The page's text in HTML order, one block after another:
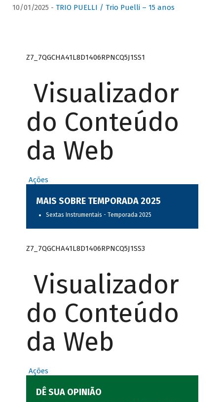
10/01/2025 - TRIO PUELLI / Trio Puelli – 15 anos
Z7_7QGCHA41L8D1406RPNCQ5J1SS1
Visualizador
do Conteúdo
da Web
Ações
MAIS SOBRE TEMPORADA 2025
Sextas Instrumentais - Temporada 2025
Z7_7QGCHA41L8D1406RPNCQ5J1SS3
Visualizador
do Conteúdo
da Web
Ações
DÊ SUA OPINIÃO